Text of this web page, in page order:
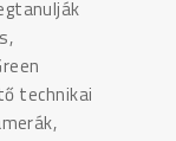
technikai